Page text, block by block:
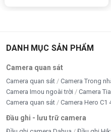
DANH MỤC SẢN PHẨM
Camera quan sát
Camera quan sát Camera Trong
Camera Imou ngoài trời
Camera
Camera quan sát
Camera Hero C1
Đầu ghi - lưu trữ camera